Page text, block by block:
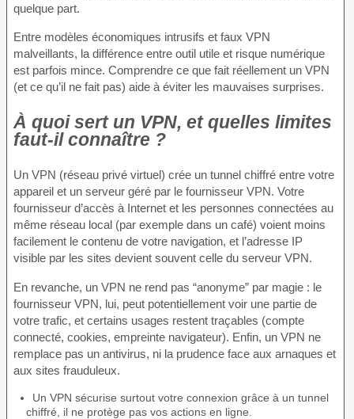
quelque part.
Entre modèles économiques intrusifs et faux VPN
malveillants, la différence entre outil utile et risque numérique
est parfois mince. Comprendre ce que fait réellement un VPN
(et ce qu’il ne fait pas) aide à éviter les mauvaises surprises.
À quoi sert un VPN, et quelles limites
faut-il connaître ?
Un VPN (réseau privé virtuel) crée un tunnel chiffré entre votre
appareil et un serveur géré par le fournisseur VPN. Votre
fournisseur d’accès à Internet et les personnes connectées au
même réseau local (par exemple dans un café) voient moins
facilement le contenu de votre navigation, et l’adresse IP
visible par les sites devient souvent celle du serveur VPN.
En revanche, un VPN ne rend pas “anonyme” par magie : le
fournisseur VPN, lui, peut potentiellement voir une partie de
votre trafic, et certains usages restent traçables (compte
connecté, cookies, empreinte navigateur). Enfin, un VPN ne
remplace pas un antivirus, ni la prudence face aux arnaques et
aux sites frauduleux.
Un VPN sécurise surtout votre connexion grâce à un tunnel
chiffré, il ne protège pas vos actions en ligne.